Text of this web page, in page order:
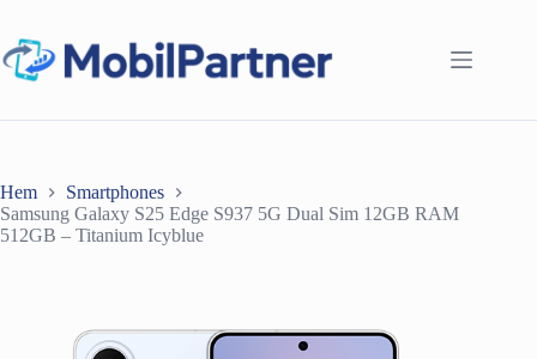
innehåll
Hem
Smartphones
Samsung Galaxy S25 Edge S937 5G Dual Sim 12GB RAM
512GB – Titanium Icyblue